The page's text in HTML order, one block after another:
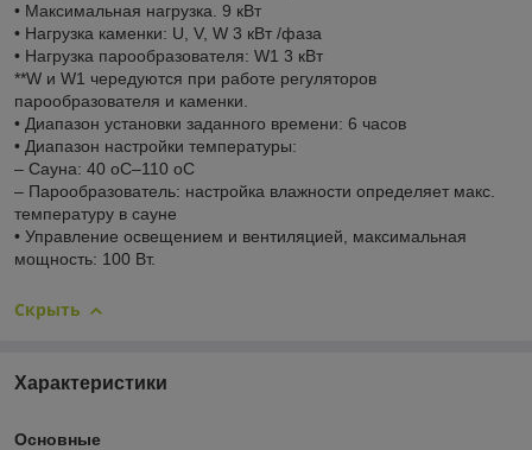
• Максимальная нагрузка. 9 кВт
• Нагрузка каменки: U, V, W 3 кВт /фаза
• Нагрузка парообразователя: W1 3 кВт
**W и W1 чередуются при работе регуляторов
парообразователя и каменки.
• Диапазон установки заданного времени: 6 часов
• Диапазон настройки температуры:
– Сауна: 40 oC–110 oC
– Парообразователь: настройка влажности определяет макс.
температуру в сауне
• Управление освещением и вентиляцией, максимальная
мощность: 100 Вт.
Скрыть
Характеристики
Основные